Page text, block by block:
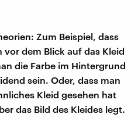
Zum Beispiel, dass
dem Blick auf das Kleid
die Farbe im Hintergrund
sein. Oder, dass man
Kleid gesehen hat
das Bild des Kleides legt.